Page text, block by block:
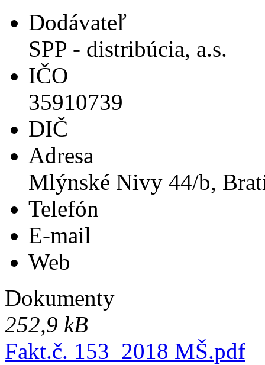
Dodávateľ
SPP - distribúcia, a.s.
IČO
35910739
DIČ
Adresa
Mlýnské Nivy 44/b,
Telefón
E-mail
Web
Dokumenty
252,9 kB
Fakt.č. 153_2018 MŠ.pdf